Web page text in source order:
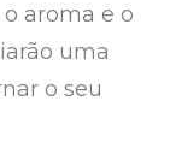
aroma e o
uma
o seu